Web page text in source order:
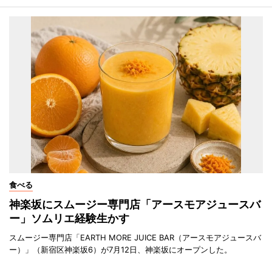
食べる
神楽坂にスムージー専門店「アースモアジュースバ
ー」ソムリエ経験生かす
スムージー専門店「EARTH MORE JUICE BAR（アースモアジュースバ
ー）」（新宿区神楽坂6）が7月12日、神楽坂にオープンした。